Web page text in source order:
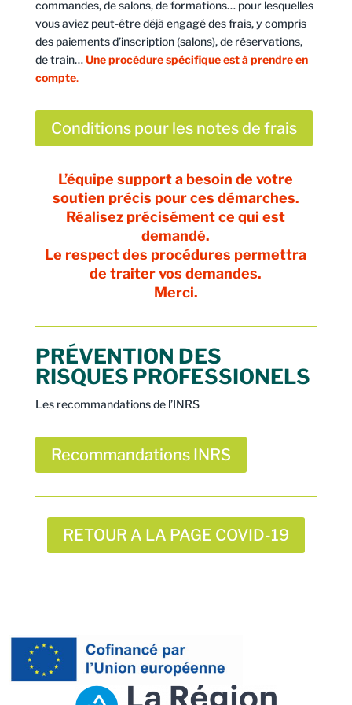
commandes, de salons, de formations… pour lesquelles
vous aviez peut-être déjà engagé des frais, y compris
des paiements d’inscription (salons), de réservations,
de train…Une procédure spécifique est à prendre en
compte.
Conditions pour les notes de frais
L’équipe support a besoin de votre
soutien précis pour ces démarches.
Réalisez précisément ce qui est
demandé.
Le respect des procédures permettra
de traiter vos demandes.
Merci.
PRÉVENTION DES
RISQUES PROFESSIONELS
Les recommandations de l’INRS
Recommandations INRS
RETOUR A LA PAGE COVID-19